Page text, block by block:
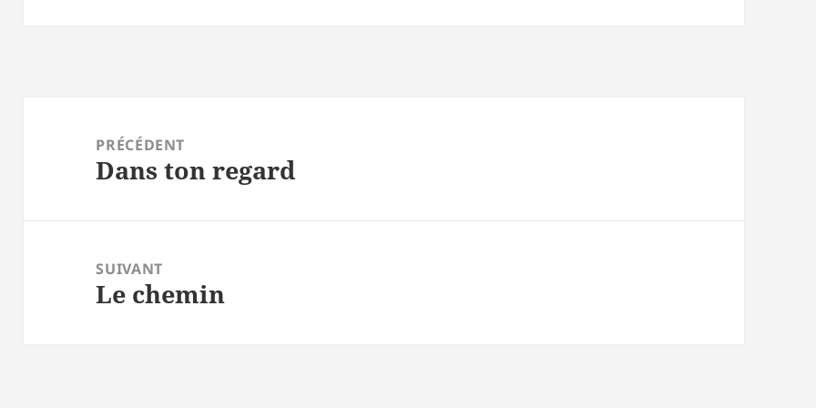
PRÉCÉDENT
Article
Dans ton regard
SUIVANT
Article
Le chemin